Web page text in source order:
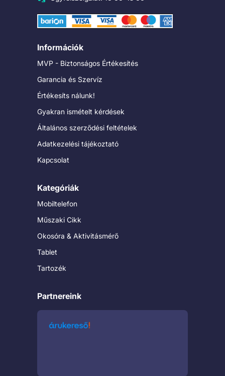
Információk
MVP - Biztonságos Értékesítés
Garancia és Szervíz
Értékesíts nálunk!
Gyakran ismételt kérdések
Általános szerződési feltételek
Adatkezelési tájékoztató
Kapcsolat
Kategóriák
Mobiltelefon
Műszaki Cikk
Okosóra & Aktivitásmérő
Tablet
Tartozék
Partnereink